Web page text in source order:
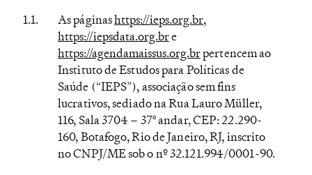
As páginashttps://ieps.org.br,
https://iepsdata.org.bre
https://agendamaissus.org.brpertencem ao
Instituto de Estudos para Políticas de
Saúde (“IEPS”), associação sem fins
lucrativos, sediado na Rua Lauro Müller,
116, Sala 3704 – 37° andar, CEP: 22.290-
160, Botafogo, Rio de Janeiro, RJ, inscrito
no CNPJ/ME sob o nº 32.121.994/0001-90.